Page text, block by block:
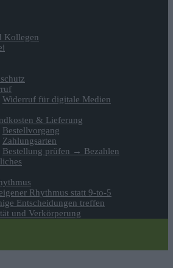
Kollegen
Widerruf für digitale Medien
& Lieferung
Bestellvorgang
Zahlungsarten
Bestellung prüfen → Bezahlen
Rhythmus statt 9-to-5
Entscheidungen treffen
und Verkörperung